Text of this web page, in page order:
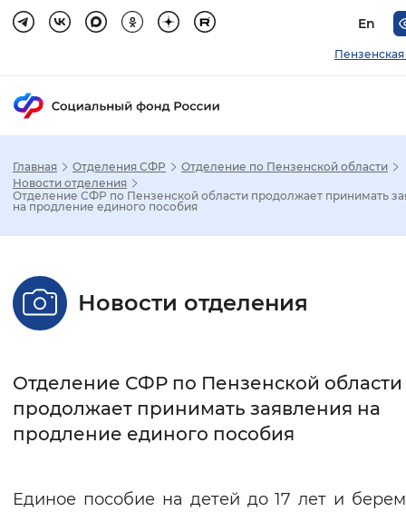
En
Пензенская
Стандартный Увеличенный
Без засечек С засечками
Интервал между буквами
Главная Отделения СФР
Отделение по Пензенской области
Новости отделения
Отделение СФР по Пензенской области продолжает принимать
на продление единого пособия
Новости отделения
Отделение СФР по Пензенской области
продолжает принимать заявления на
продление единого пособия
Единое пособие на детей до 17 лет и